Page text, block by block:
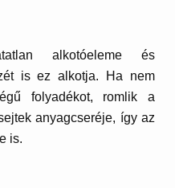
alkotóeleme és
is ez alkotja. Ha nem
folyadékot, romlik a
anyagcseréje, így az
is.